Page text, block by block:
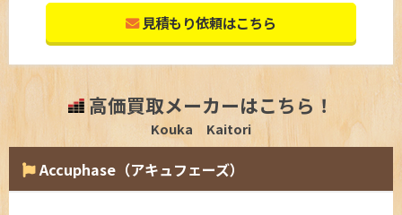
見積もり依頼はこちら
高価買取メーカーはこちら！
Kouka Kaitori
Accuphase（アキュフェーズ）